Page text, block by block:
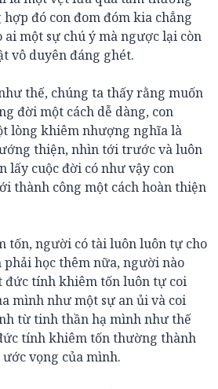
đó con đom đóm kia chẳng
một sự chú ý mà ngược lại còn
vô duyên đáng ghét.
thế, chúng ta thấy rằng muốn
đời một cách dễ dàng, con
lòng khiêm nhượng nghĩa là
thiện, nhìn tới trước và luôn
lấy cuộc đời có như vậy con
thành công một cách hoàn thiện
tốn, người có tài luôn luôn tự cho
phải học thêm nữa, người nào
đức tính khiêm tốn luôn tự coi
mình như một sự an ủi và coi
từ tinh thần hạ mình như thế
tính khiêm tốn thường thành
vọng của mình.